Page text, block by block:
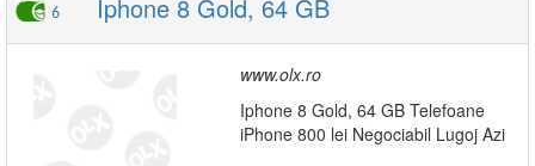
6 Iphone 8 Gold, 64 GB
www.olx.ro
Iphone 8 Gold, 64 GB Telefoane
iPhone 800 lei Negociabil Lugoj Azi